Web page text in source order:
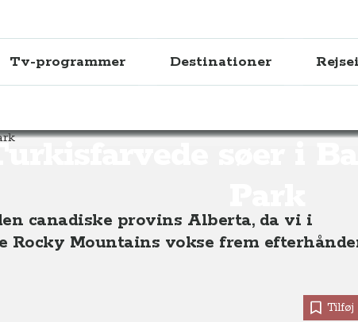
Tv-programmer Destinationer
søer i
canadiske provins Alberta, da vi i
Rocky Mountains vokse frem
Tilføj